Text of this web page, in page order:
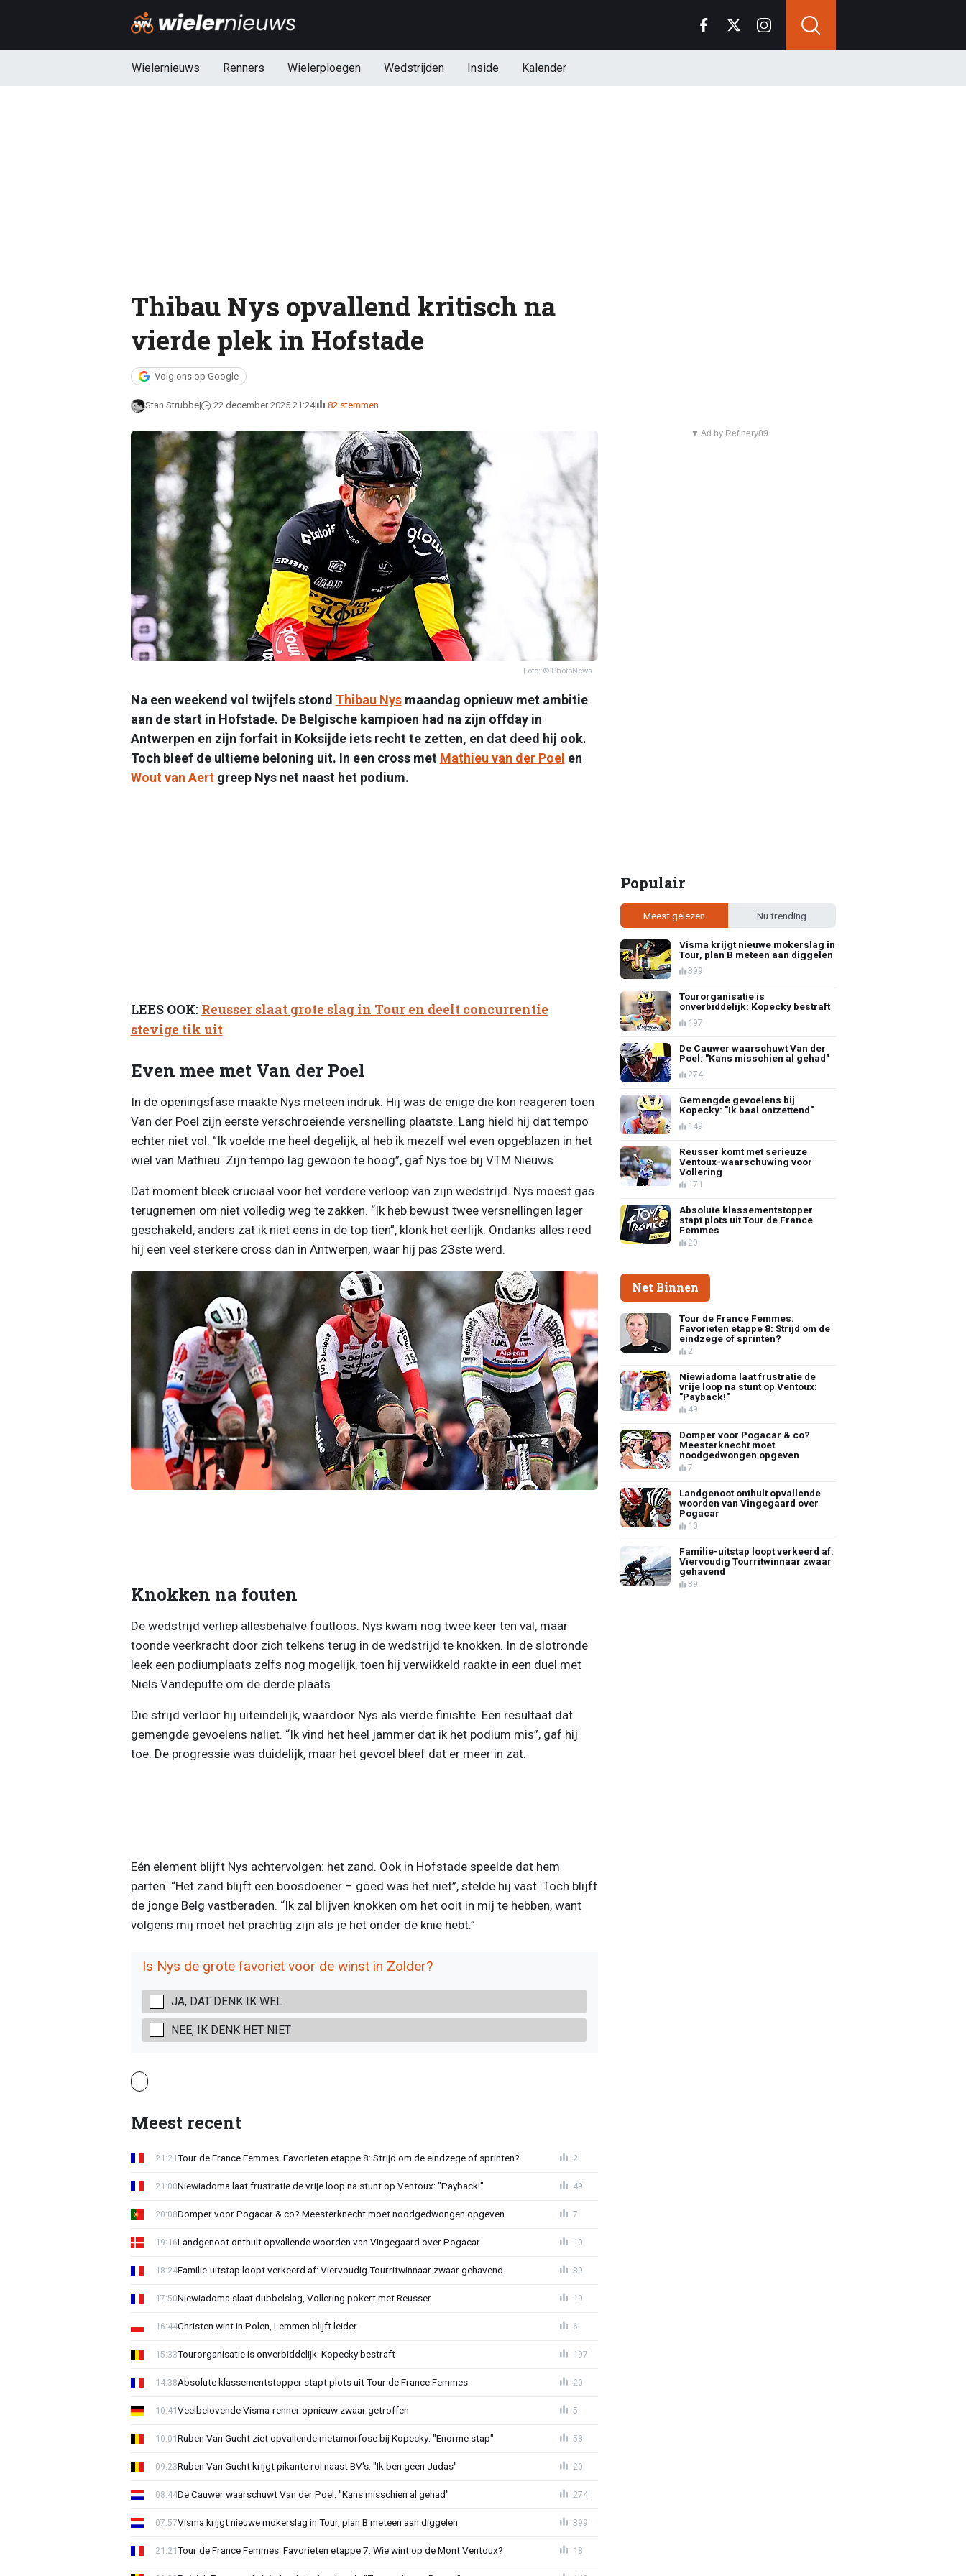
Wielernieuws Renners Wielerploegen Wedstrijden Inside Kalender
Thibau Nys opvallend kritisch na
vierde plek in Hofstade
Volg ons op Google
Stan Strubbe 22 december 2025 21:24 82 stemmen
Foto: © PhotoNews
Na een weekend vol twijfels stond Thibau Nysmaandag opnieuw met ambitie
aan de start in Hofstade. De Belgische kampioen had na zijn offday in
Antwerpen en zijn forfait in Koksijde iets recht te zetten, en dat deed hij ook.
Toch bleef de ultieme beloning uit. In een cross met Mathieu van der Poel en
Wout van Aertgreep Nys net naast het podium.
LEES OOK: Reusser slaat grote slag in Tour en deelt concurrentie
stevige tik uit
Even mee met Van der Poel
In de openingsfase maakte Nys meteen indruk. Hij was de enige die kon reageren toen
Van der Poel zijn eerste verschroeiende versnelling plaatste. Lang hield hij dat tempo
echter niet vol. “Ik voelde me heel degelijk, al heb ik mezelf wel even opgeblazen in het
wiel van Mathieu. Zijn tempo lag gewoon te hoog”, gaf Nys toe bij VTM Nieuws.
Dat moment bleek cruciaal voor het verdere verloop van zijn wedstrijd. Nys moest gas
terugnemen om niet volledig weg te zakken. “Ik heb bewust twee versnellingen lager
geschakeld, anders zat ik niet eens in de top tien”, klonk het eerlijk. Ondanks alles reed
hij een veel sterkere cross dan in Antwerpen, waar hij pas 23ste werd.
Knokken na fouten
De wedstrijd verliep allesbehalve foutloos. Nys kwam nog twee keer ten val, maar
toonde veerkracht door zich telkens terug in de wedstrijd te knokken. In de slotronde
leek een podiumplaats zelfs nog mogelijk, toen hij verwikkeld raakte in een duel met
Niels Vandeputte om de derde plaats.
Die strijd verloor hij uiteindelijk, waardoor Nys als vierde finishte. Een resultaat dat
gemengde gevoelens naliet. “Ik vind het heel jammer dat ik het podium mis”, gaf hij
toe. De progressie was duidelijk, maar het gevoel bleef dat er meer in zat.
Eén element blijft Nys achtervolgen: het zand. Ook in Hofstade speelde dat hem
parten. “Het zand blijft een boosdoener – goed was het niet”, stelde hij vast. Toch blijft
de jonge Belg vastberaden. “Ik zal blijven knokken om het ooit in mij te hebben, want
volgens mij moet het prachtig zijn als je het onder de knie hebt.”
Is Nys de grote favoriet voor de winst in Zolder?
JA, DAT DENK IK WEL
NEE, IK DENK HET NIET
Meest recent
Tour de France Femmes: Favorieten etappe 8: Strijd om de eindzege of sprinten?
21:21 2
Niewiadoma laat frustratie de vrije loop na stunt op Ventoux: "Payback!"
21:00 49
Domper voor Pogacar & co? Meesterknecht moet noodgedwongen opgeven
20:08 7
Landgenoot onthult opvallende woorden van Vingegaard over Pogacar
19:16 10
Familie-uitstap loopt verkeerd af: Viervoudig Tourritwinnaar zwaar gehavend
18:24 39
Niewiadoma slaat dubbelslag, Vollering pokert met Reusser
17:50 19
Christen wint in Polen, Lemmen blijft leider
16:44 6
Tourorganisatie is onverbiddelijk: Kopecky bestraft
15:33 197
Absolute klassementstopper stapt plots uit Tour de France Femmes
14:38 20
Veelbelovende Visma-renner opnieuw zwaar getroffen
10:41 5
Ruben Van Gucht ziet opvallende metamorfose bij Kopecky: "Enorme stap"
10:01 58
Ruben Van Gucht krijgt pikante rol naast BV's: "Ik ben geen Judas"
09:23 20
De Cauwer waarschuwt Van der Poel: "Kans misschien al gehad"
08:44 274
Visma krijgt nieuwe mokerslag in Tour, plan B meteen aan diggelen
07:57 399
Tour de France Femmes: Favorieten etappe 7: Wie wint op de Mont Ventoux?
21:21 18
▼ Ad by Refinery89
Populair
Meest gelezen Nu trending
Visma krijgt nieuwe mokerslag in
Tour, plan B meteen aan diggelen
399
Tourorganisatie is
onverbiddelijk: Kopecky bestraft
197
De Cauwer waarschuwt Van der
Poel: "Kans misschien al gehad"
274
Gemengde gevoelens bij
Kopecky: "Ik baal ontzettend"
149
Reusser komt met serieuze
Ventoux-waarschuwing voor
Vollering
171
Absolute klassementstopper
stapt plots uit Tour de France
Femmes
20
Net Binnen
Tour de France Femmes:
Favorieten etappe 8: Strijd om de
eindzege of sprinten?
2
Niewiadoma laat frustratie de
vrije loop na stunt op Ventoux:
"Payback!"
49
Domper voor Pogacar & co?
Meesterknecht moet
noodgedwongen opgeven
7
Landgenoot onthult opvallende
woorden van Vingegaard over
Pogacar
10
Familie-uitstap loopt verkeerd af:
Viervoudig Tourritwinnaar zwaar
gehavend
39